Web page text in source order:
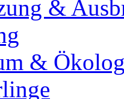
&
&